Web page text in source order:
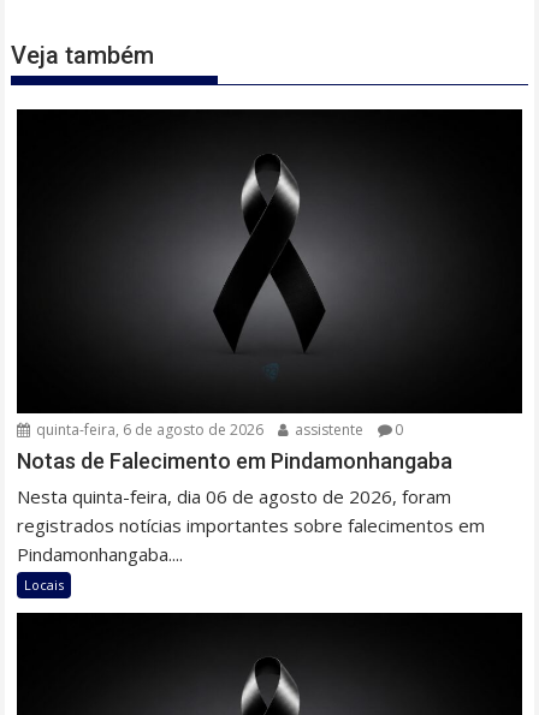
Veja também
quinta-feira, 6 de agosto de 2026 assistente 0
Notas de Falecimento em Pindamonhangaba
Nesta quinta-feira, dia 06 de agosto de 2026, foram
registrados notícias importantes sobre falecimentos em
Pindamonhangaba....
Locais